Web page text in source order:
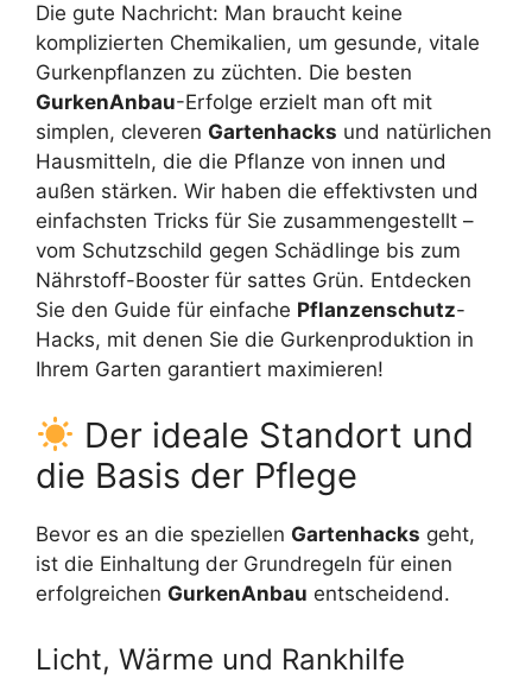
Die gute Nachricht: Man braucht keine
komplizierten Chemikalien, um gesunde, vitale
Gurkenpflanzen zu züchten. Die besten
GurkenAnbau-Erfolge erzielt man oft mit
simplen, cleveren Gartenhacks und natürlichen
Hausmitteln, die die Pflanze von innen und
außen stärken. Wir haben die effektivsten und
einfachsten Tricks für Sie zusammengestellt –
vom Schutzschild gegen Schädlinge bis zum
Nährstoff-Booster für sattes Grün. Entdecken
Sie den Guide für einfache Pflanzenschutz-
Hacks, mit denen Sie die Gurkenproduktion in
Ihrem Garten garantiert maximieren!
Der ideale Standort und
die Basis der Pflege
Bevor es an die speziellen Gartenhacks geht,
ist die Einhaltung der Grundregeln für einen
erfolgreichen GurkenAnbau entscheidend.
Licht, Wärme und Rankhilfe